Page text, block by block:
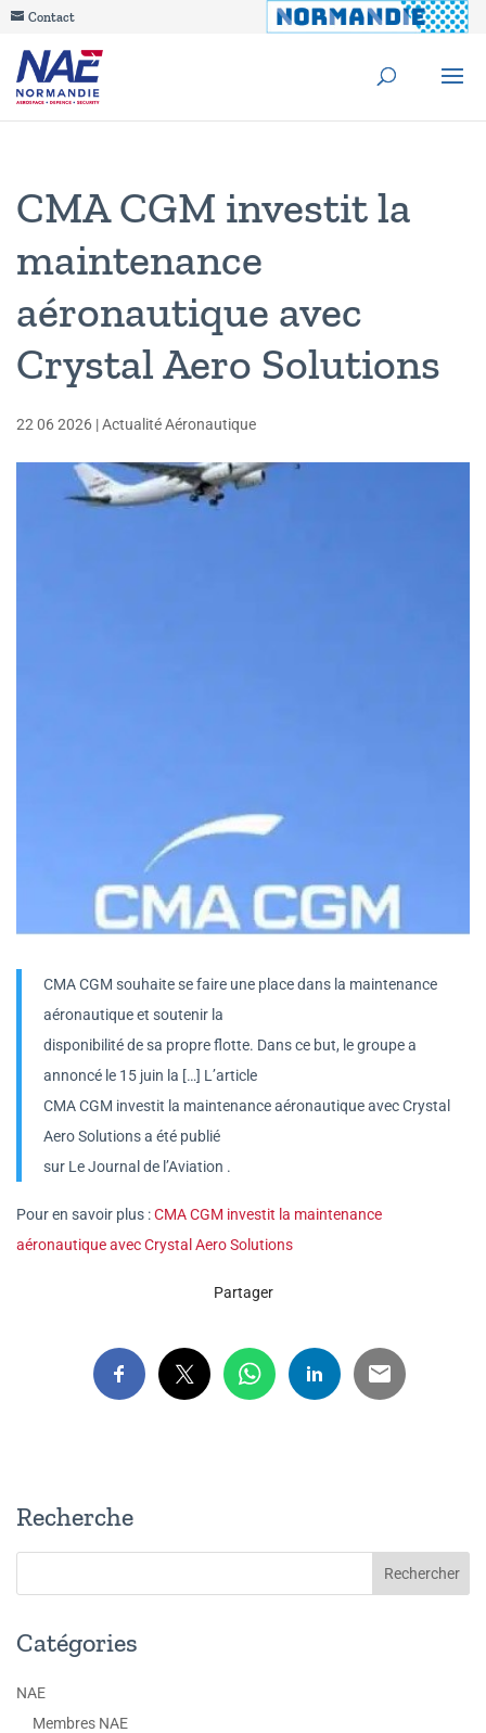
Contact
CMA CGM investit la
maintenance
aéronautique avec
Crystal Aero Solutions
22 06 2026 |Actualité Aéronautique
CMA CGM souhaite se faire une place dans la maintenance
aéronautique et soutenir la
disponibilité de sa propre flotte. Dans ce but, le groupe a
annoncé le 15 juin la […] L’article
CMA CGM investit la maintenance aéronautique avec Crystal
Aero Solutions a été publié
sur Le Journal de l’Aviation .
Pour en savoir plus :CMA CGM investit la maintenance
aéronautique avec Crystal Aero Solutions
Partager
Recherche
Catégories
NAE
Membres NAE